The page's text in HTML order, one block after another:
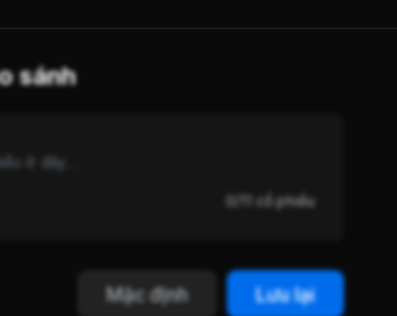
sánh
0/11 cổ phiếu
Mặc định Lưu lại